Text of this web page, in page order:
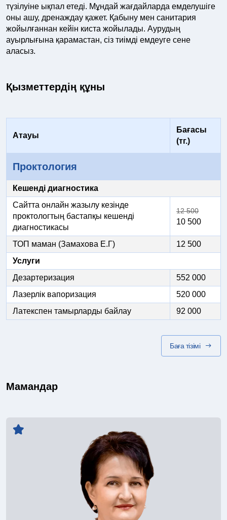
түзілуіне ықпал етеді. Мұндай жағдайларда емделушіге
оны ашу, дренаждау қажет. Қабыну мен санитария
жойылғаннан кейін киста жойылады. Аурудың
ауырлығына қарамастан, сіз тиімді емдеуге сене
аласыз.
Қызметтердің құны
Атауы
Бағасы
(тг.)
Проктология
Кешенді диагностика
Сайтта онлайн жазылу кезінде
проктологтың бастапқы кешенді
диагностикасы
12 500
10 500
ТОП маман (Замахова Е.Г)
12 500
Услуги
Дезартеризация
552 000
Лазерлік вапоризация
520 000
Латекспен тамырларды байлау
92 000
Баға тізімі
Мамандар